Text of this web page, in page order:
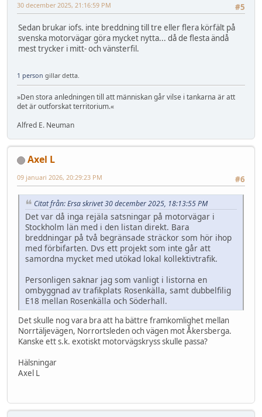
#5
30 december 2025, 21:16:59 PM
Sedan brukar iofs. inte breddning till tre eller flera körfält på
svenska motorvägar göra mycket nytta... då de flesta ändå
mest trycker i mitt- och vänsterfil.
1 person gillar detta.
»Den stora anledningen till att människan går vilse i tankarna är att
det är outforskat territorium.«
Alfred E. Neuman
Axel L
#6
09 januari 2026, 20:29:23 PM
Citat från: Ersa skrivet 30 december 2025, 18:13:55 PM
Det var då inga rejäla satsningar på motorvägar i
Stockholm län med i den listan direkt. Bara
breddningar på två begränsade sträckor som hör ihop
med förbifarten. Dvs ett projekt som inte går att
samordna mycket med utökad lokal kollektivtrafik.
Personligen saknar jag som vanligt i listorna en
ombyggnad av trafikplats Rosenkälla, samt dubbelfilig
E18 mellan Rosenkälla och Söderhall.
Det skulle nog vara bra att ha bättre framkomlighet mellan
Norrtäljevägen, Norrortsleden och vägen mot Åkersberga.
Kanske ett s.k. exotiskt motorvägskryss skulle passa?
Hälsningar
Axel L